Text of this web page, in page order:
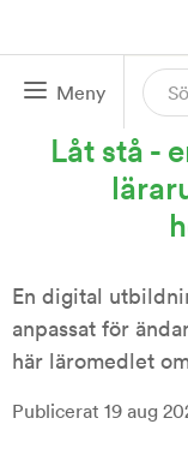
Meny
Låt stå -
En digital
anpassat för
här läromedlet
Publicerat 19 aug